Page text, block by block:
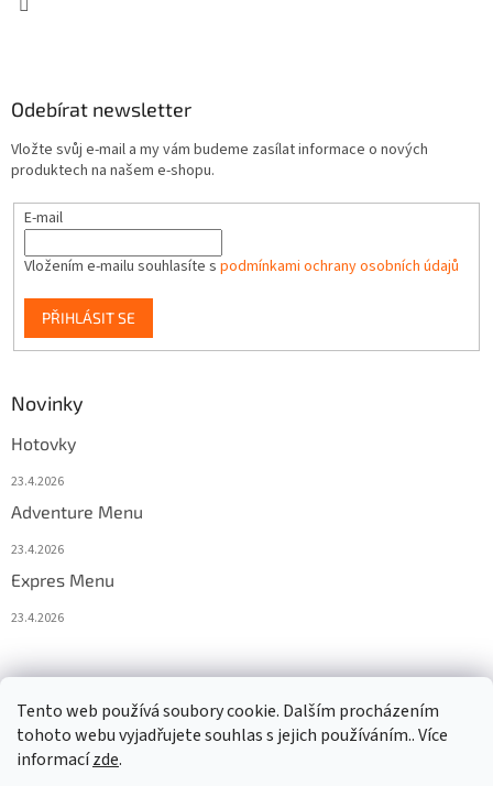
Tento web používá soubory cookie. Dalším procházením
tohoto webu vyjadřujete souhlas s jejich používáním.. Více
informacízde.
Odebírat newsletter
Vložte svůj e-mail a my vám budeme zasílat informace o nových
produktech na našem e-shopu.
E-mail
Vložením e-mailu souhlasíte s podmínkami ochrany osobních údajů
PŘIHLÁSIT SE
Novinky
Hotovky
23.4.2026
Adventure Menu
23.4.2026
Expres Menu
23.4.2026